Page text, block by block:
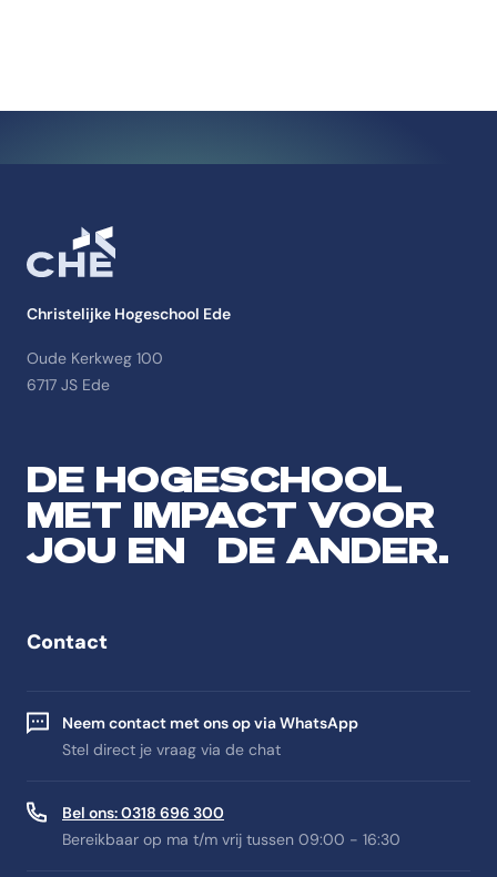
Christelijke Hogeschool Ede
Oude Kerkweg 100
6717 JS Ede
DE HOGESCHOOL
MET IMPACT VOOR
JOU EN DE ANDER.
Contact
Neem contact met ons op via WhatsApp
Stel direct je vraag via de chat
Bel ons: 0318 696 300
Bereikbaar op ma t/m vrij tussen 09:00 - 16:30